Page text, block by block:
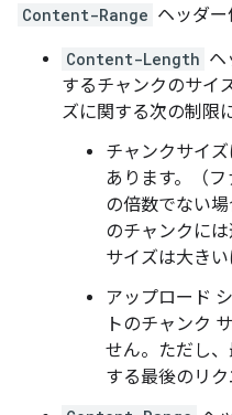
Content-Range ヘッダー
Content-Length ヘ
するチャンクのサイ
ズに関する次の制限
チャンクサイ
あります。（
の倍数でない
のチャンクに
サイズは大きい
アップロード
トのチャンク
せん。ただし
する最後のリク